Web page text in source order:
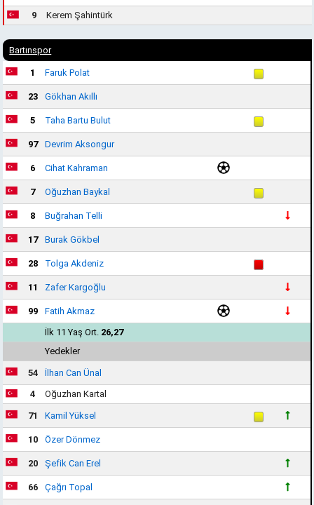
9
Kerem Şahintürk
Bartınspor
1 Faruk Polat
23 Gökhan Akıllı
5 Taha Bartu Bulut
97 Devrim Aksongur
6 Cihat Kahraman
7 Oğuzhan Baykal
8 Buğrahan Telli
17 Burak Gökbel
28 Tolga Akdeniz
11 Zafer Kargoğlu
99
Fatih Akmaz
İlk 11 Yaş Ort. 26,27
Yedekler
54
İlhan Can Ünal
4
Oğuzhan Kartal
71 Kamil Yüksel
10 Özer Dönmez
20 Şefik Can Erel
66 Çağrı Topal